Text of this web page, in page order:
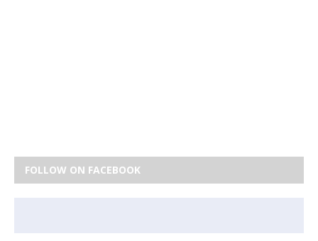
FOLLOW ON FACEBOOK